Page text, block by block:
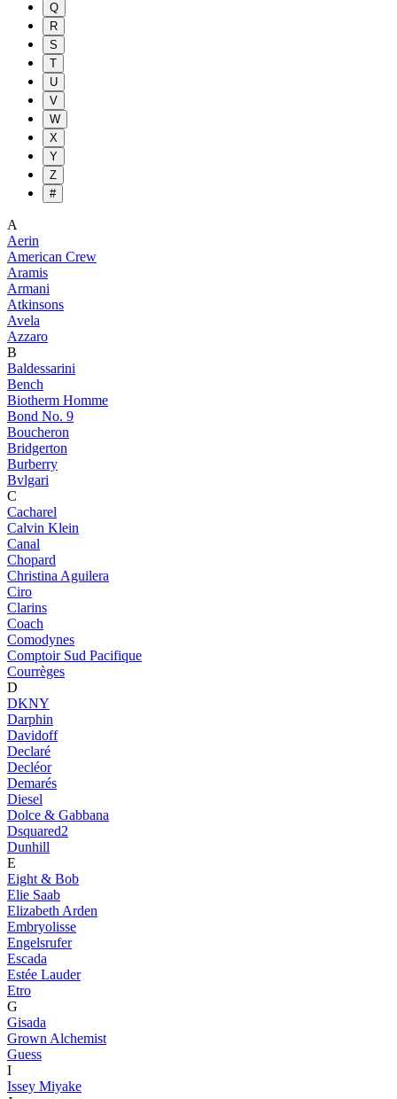
Q
R
S
T
U
V
W
X
Y
Z
#
A
Aerin
American Crew
Aramis
Armani
Atkinsons
Avela
Azzaro
B
Baldessarini
Bench
Biotherm Homme
Bond No. 9
Boucheron
Bridgerton
Burberry
Bvlgari
C
Cacharel
Calvin Klein
Canal
Chopard
Christina Aguilera
Ciro
Clarins
Coach
Comodynes
Comptoir Sud Pacifique
Courrèges
D
DKNY
Darphin
Davidoff
Declaré
Decléor
Demarés
Diesel
Dolce & Gabbana
Dsquared2
Dunhill
E
Eight & Bob
Elie Saab
Elizabeth Arden
Embryolisse
Engelsrufer
Escada
Estée Lauder
Etro
G
Gisada
Grown Alchemist
Guess
I
Issey Miyake